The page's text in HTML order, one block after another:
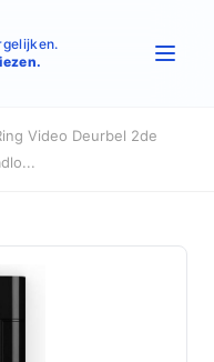
Video Deurbel 2de